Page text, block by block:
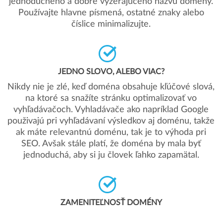
Používajte hlavne písmená, ostatné znaky alebo
číslice minimalizujte.
JEDNO SLOVO, ALEBO VIAC?
Nikdy nie je zlé, keď doména obsahuje kľúčové slová,
na ktoré sa snažíte stránku optimalizovať vo
vyhľadávačoch. Vyhladávače ako napríklad Google
použivajú pri vyhľadávaní výsledkov aj doménu, takže
ak máte relevantnú doménu, tak je to výhoda pri
SEO. Avšak stále platí, že doména by mala byť
jednoduchá, aby si ju človek ľahko zapamätal.
ZAMENITEĽNOSŤ DOMÉNY